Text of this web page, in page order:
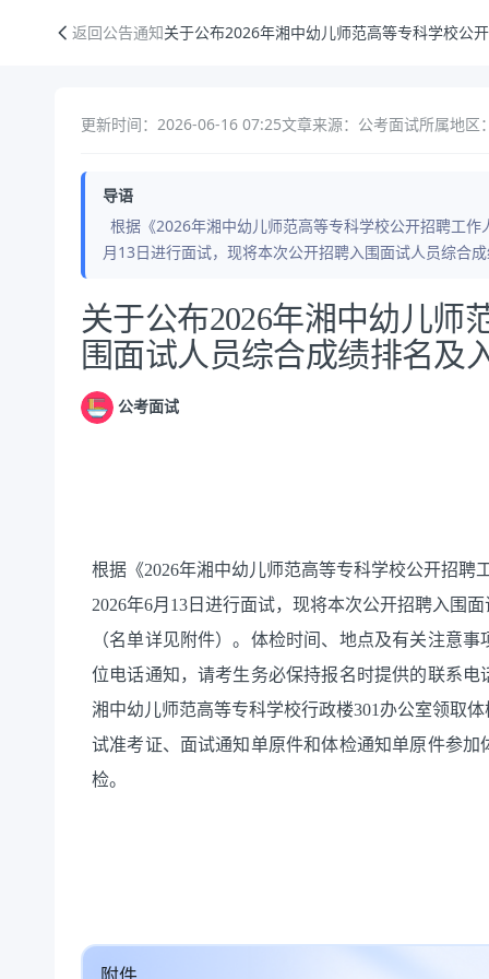
返回公告通知关于公布2026年湘中幼儿师范高等专科学校公
更新时间：2026-06-16 07:25文章来源：公考面试所属地区
导语
根据《2026年湘中幼儿师范高等专科学校公开招聘工
月13日进行面试，现将本次公开招聘入围面试人员综合
公告正文
关于公布2026年湘中幼儿师
围面试人员综合成绩排名及
公考面试
根据《2026年湘中幼儿师范高等专科学校公开招聘
2026年6月 13 日进行面试，现将本次公开招聘入围
（名单详见附件）。体检时间、地点及有关注意
位电话通知 ，请考生务必保持报名时提供的联系
湘中幼儿师范高等专科学校行政楼301 办公室领取
试准考证、面试通知单原件和体检通知单原件参
检。